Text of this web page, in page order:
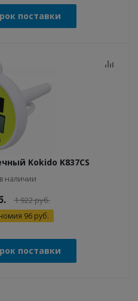
поставки
Kokido K837CS
наличии
1 922руб.
96 руб.
поставки